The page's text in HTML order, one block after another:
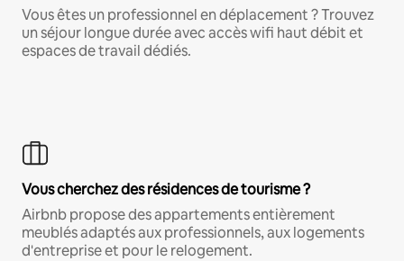
Vous êtes un professionnel en déplacement ? Trouvez
un séjour longue durée avec accès wifi haut débit et
espaces de travail dédiés.
Vous cherchez des résidences de tourisme ?
Airbnb propose des appartements entièrement
meublés adaptés aux professionnels, aux logements
d'entreprise et pour le relogement.